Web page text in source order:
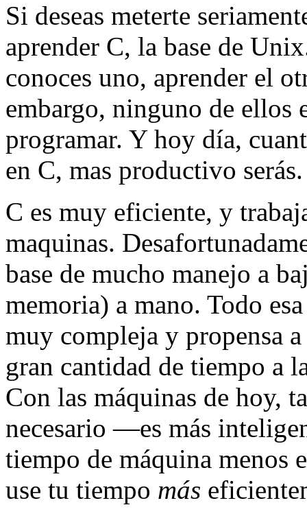
Si deseas meterte
aprender C, la base de
conoces uno, aprender el
embargo, ninguno de ellos
programar. Y hoy día,
en C, mas productivo serás.
C es muy eficiente, y
maquinas.
base de mucho manejo a
memoria) a mano. Todo
muy compleja y propensa
gran cantidad de tiempo a
Con las máquinas de hoy,
necesario —es más
tiempo de máquina menos
use tu tiempo más